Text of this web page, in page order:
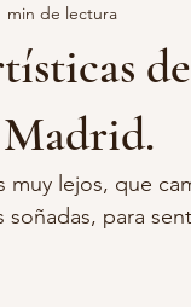
europa
estudio
madrid
min de lectura
muy lejos, que
soñadas, para